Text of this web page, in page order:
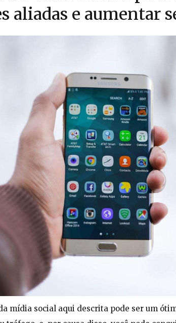
aliadas e aumentar
mídia social aqui descrita pode ser um